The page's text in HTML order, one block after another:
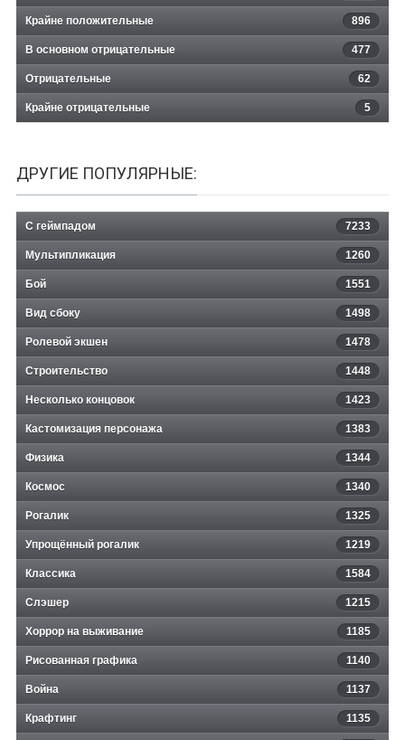
Крайне положительные 896
В основном отрицательные 477
Отрицательные 62
Крайне отрицательные 5
ДРУГИЕ ПОПУЛЯРНЫЕ:
С геймпадом 7233
Мультипликация 1260
Бой 1551
Вид сбоку 1498
Ролевой экшен 1478
Строительство 1448
Несколько концовок 1423
Кастомизация персонажа 1383
Физика 1344
Космос 1340
Рогалик 1325
Упрощённый рогалик 1219
Классика 1584
Слэшер 1215
Хоррор на выживание 1185
Рисованная графика 1140
Война 1137
Крафтинг 1135